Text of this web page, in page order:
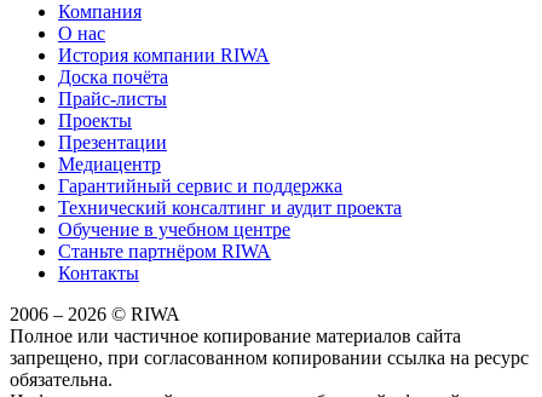
Компания
О нас
История компании RIWA
Доска почёта
Прайс-листы
Проекты
Презентации
Медиацентр
Гарантийный сервис и поддержка
Технический консалтинг и аудит проекта
Обучение в учебном центре
Станьте партнёром RIWA
Контакты
2006 – 2026 © RIWA
Полное или частичное копирование материалов сайта
запрещено, при согласованном копировании ссылка на ресурс
обязательна.